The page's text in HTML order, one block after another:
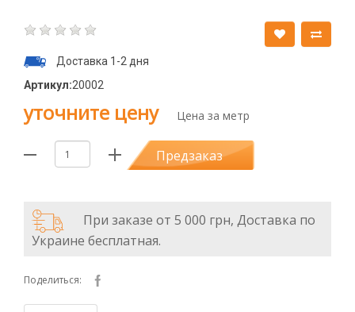
Доставка 1-2 дня
Артикул:20002
уточните цену Цена за метр
Предзаказ
При заказе от 5 000 грн, Доставка по
Украине бесплатная.
Поделиться: